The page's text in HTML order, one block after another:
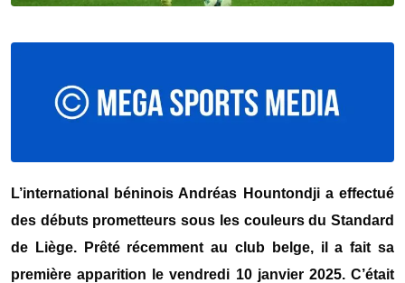
L’international béninois Andréas Hountondji a effectué
des débuts prometteurs sous les couleurs du Standard
de Liège. Prêté récemment au club belge, il a fait sa
première apparition le vendredi 10 janvier 2025. C’était